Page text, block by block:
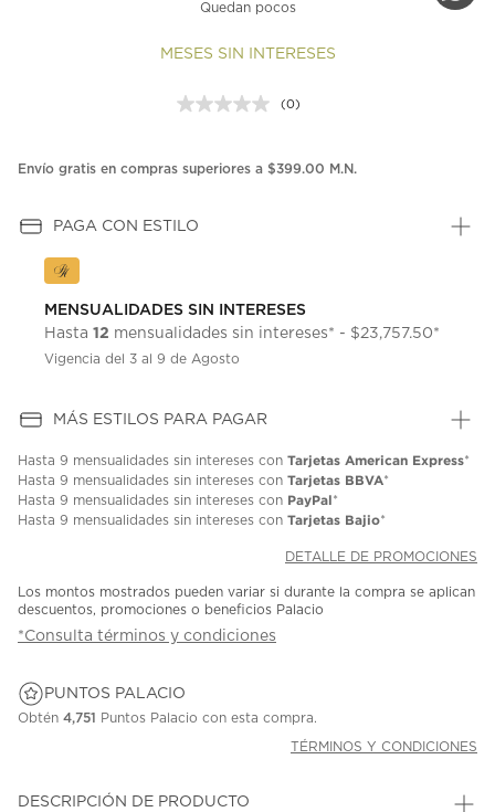
Quedan pocos
MESES SIN INTERESES
Sin
en
(0)
Envío gratis en compras superiores a $399.00 M.N.
PAGA CON ESTILO
MENSUALIDADES SIN INTERESES
Hasta 12 mensualidades sin intereses* - $23,757.50*
Vigencia del 3 al 9 de Agosto
MÁS ESTILOS PARA PAGAR
Hasta 9 mensualidades sin intereses con Tarjetas American Express*
Hasta 9 mensualidades sin intereses con Tarjetas BBVA*
Hasta 9 mensualidades sin intereses con PayPal*
Hasta 9 mensualidades sin intereses con Tarjetas Bajio*
DETALLE DE PROMOCIONES
Los montos mostrados pueden variar si durante la compra se aplican
descuentos, promociones o beneficios Palacio
*Consulta términos y condiciones
PUNTOS PALACIO
Obtén 4,751 Puntos Palacio con esta compra.
TÉRMINOS Y CONDICIONES
DESCRIPCIÓN DE PRODUCTO